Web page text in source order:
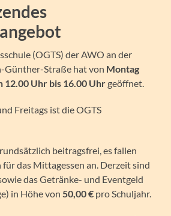
(OGTS) der AWO an der
Straße hat von Montag
12.00 Uhr bis 16.00 Uhrgeöffnet.
Freitags ist die OGTS
beitragsfrei, es fallen
das Mittagessen an. Derzeit sind
das Getränke- und Eventgeld
in Höhe von 50,00 € pro Schuljahr.